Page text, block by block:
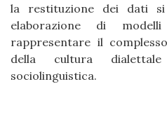
la restituzione dei dati
elaborazione di
rappresentare il
della cultura
sociolinguistica.